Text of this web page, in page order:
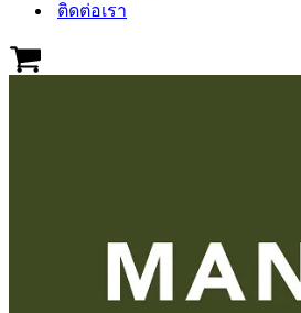
ติดต่อเรา
Cart